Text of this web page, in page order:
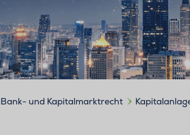
Bank- und Kapitalmarktrecht